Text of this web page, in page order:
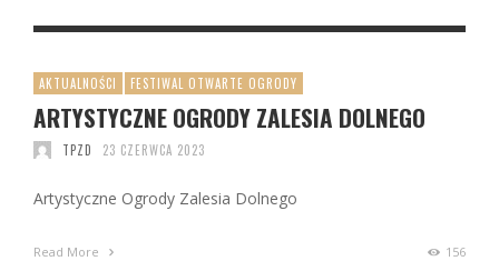
AKTUALNOŚCI FESTIWAL OTWARTE OGRODY
ARTYSTYCZNE OGRODY ZALESIA DOLNEGO
TPZD 23 CZERWCA 2023
Artystyczne Ogrody Zalesia Dolnego
Read More 156